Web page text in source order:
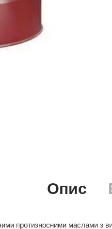
Опис
протизносними маслами